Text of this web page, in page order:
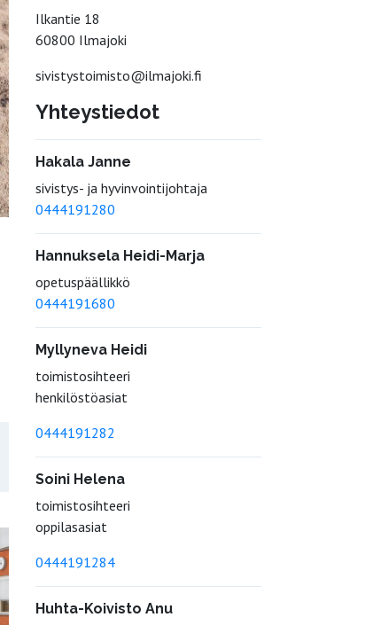
Ilkantie 18
60800 Ilmajoki
sivistystoimisto@ilmajoki.fi
Yhteystiedot
Hakala Janne
sivistys- ja hyvinvointijohtaja
0444191280
Hannuksela Heidi-Marja
opetuspäällikkö
0444191680
Myllyneva Heidi
toimistosihteeri
henkilöstöasiat
0444191282
Soini Helena
toimistosihteeri
oppilasasiat
0444191284
Huhta-Koivisto Anu